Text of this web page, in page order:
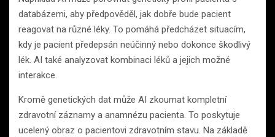
databázemi, aby předpověděl, jak dobře bude pacient
reagovat na různé léky. To pomáhá předcházet situacím,
kdy je pacient předepsán neúčinný nebo dokonce škodlivý
lék. AI také analyzovat kombinaci léků a jejich možné
interakce.
Kromě genetických dat může AI zkoumat kompletní
zdravotní záznamy a anamnézu pacienta. To poskytuje
ucelený obraz o pacientovi zdravotním stavu. Na základě